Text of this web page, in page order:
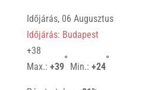
Időjárás, 06 Augusztus
Időjárás: Budapest
+38
Max.: +39
°
Min.: +24
°